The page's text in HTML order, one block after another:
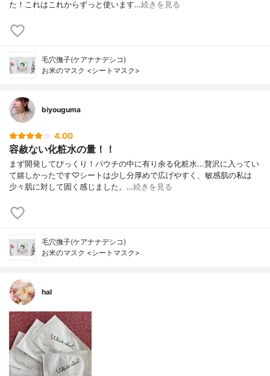
た！これはこれからずっと使います…続きを見る
毛穴撫子(ケアナナデシコ)
お米のマスク <シートマスク>
biyouguma
4.00
容赦ない化粧水の量！！
まず開発してびっくり！パウチの中に有り余る化粧水...贅沢に入ってい
て嬉しかったです♡シートは少し分厚めで広げやすく、敏感肌の私は
少々肌に対して固く感じました。…続きを見る
毛穴撫子(ケアナナデシコ)
お米のマスク <シートマスク>
hal